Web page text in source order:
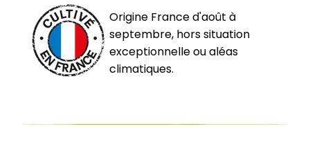
Origine France d'août à
septembre, hors situation
exceptionnelle ou aléas
climatiques.